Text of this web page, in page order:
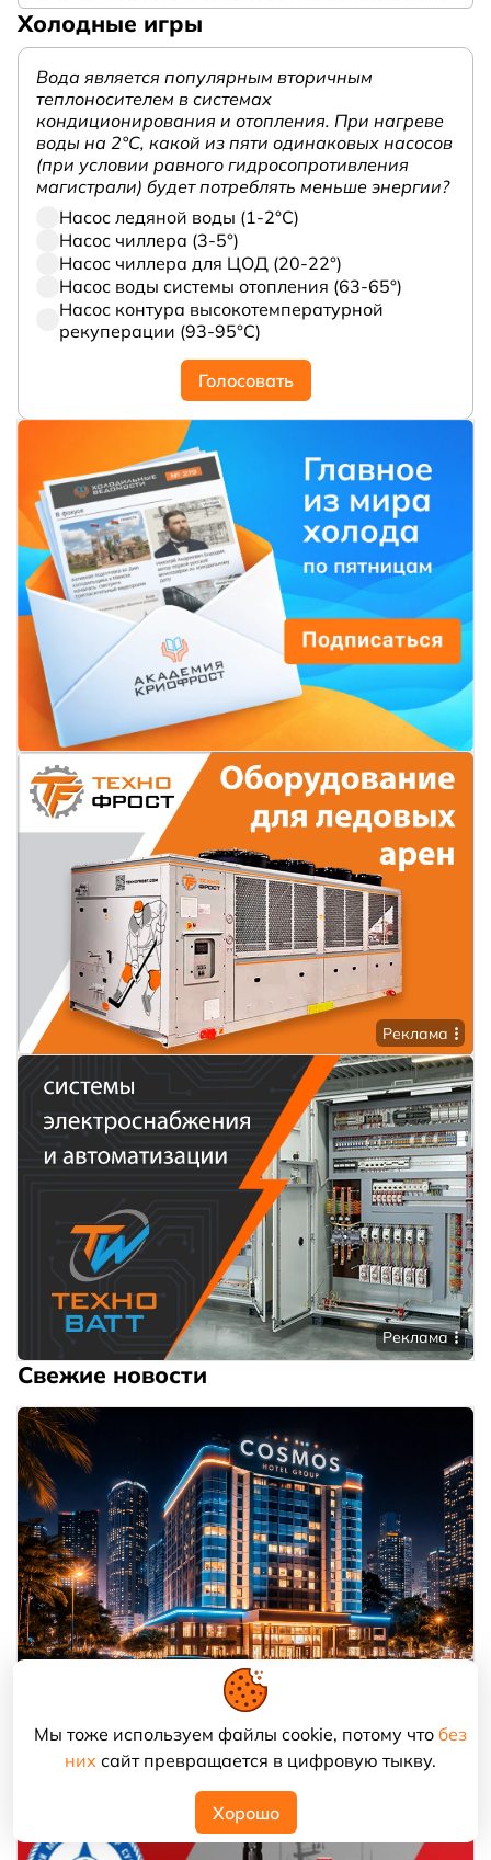
Холодные игры
Вода является популярным вторичным
теплоносителем в системах
кондиционирования и отопления. При нагреве
воды на 2°С, какой из пяти одинаковых насосов
(при условии равного гидросопротивления
магистрали) будет потреблять меньше энергии?
Насос ледяной воды (1-2°С)
Насос чиллера (3-5°)
Насос чиллера для ЦОД (20-22°)
Насос воды системы отопления (63-65°)
Насос контура высокотемпературной
рекуперации (93-95°С)
Голосовать
Реклама
Реклама
Свежие новости
100 отелей сети Cosmos по всей России и другие
объекты, где нужен климат и холод
Мы тоже используем файлы cookie, потому что без
нихсайт превращается в цифровую тыкву.
Хорошо